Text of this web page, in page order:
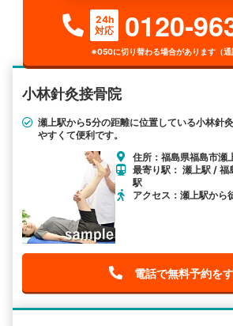
24h
対応
0120-
※050に切り替わる場合があります（通
小林針灸接骨院
瀬上駅から5分の距離に位置している小林針
やすくて便利です。
住所：福島県福島市
最寄り駅： 瀬上駅 / 福
駅
アクセス：瀬上駅から
電話で無料予約を